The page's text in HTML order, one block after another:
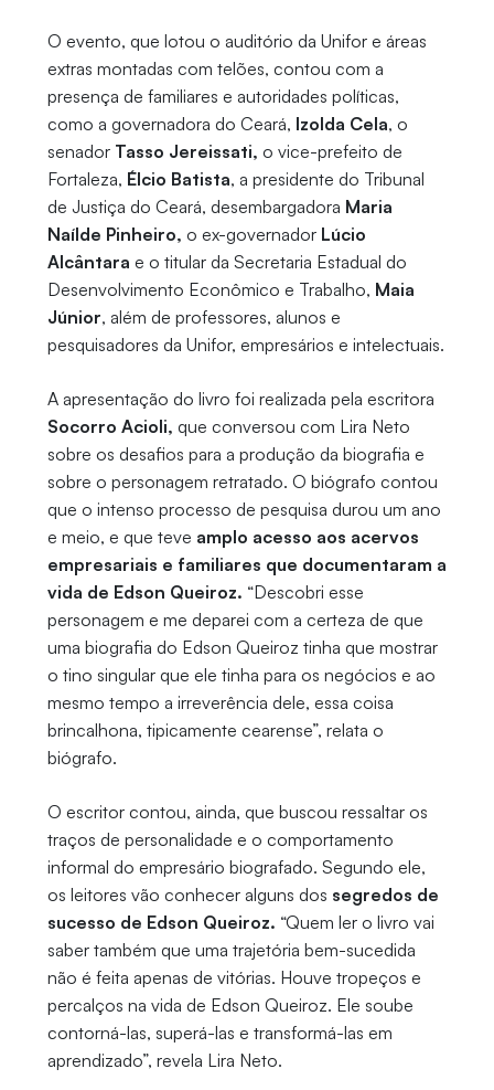
O evento, que lotou o auditório da Unifor e áreas
extras montadas com telões, contou com a
presença de familiares e autoridades políticas,
como a governadora do Ceará, Izolda Cela, o
senador Tasso Jereissati, o vice-prefeito de
Fortaleza, Élcio Batista, a presidente do Tribunal
de Justiça do Ceará, desembargadora Maria
Naílde Pinheiro, o ex-governador Lúcio
Alcântara e o titular da Secretaria Estadual do
Desenvolvimento Econômico e Trabalho, Maia
Júnior, além de professores, alunos e
pesquisadores da Unifor, empresários e intelectuais.
A apresentação do livro foi realizada pela escritora
Socorro Acioli, que conversou com Lira Neto
sobre os desafios para a produção da biografia e
sobre o personagem retratado. O biógrafo contou
que o intenso processo de pesquisa durou um ano
e meio, e que teve amplo acesso aos acervos
empresariais e familiares que documentaram a
vida de Edson Queiroz. “Descobri esse
personagem e me deparei com a certeza de que
uma biografia do Edson Queiroz tinha que mostrar
o tino singular que ele tinha para os negócios e ao
mesmo tempo a irreverência dele, essa coisa
brincalhona, tipicamente cearense”, relata o
biógrafo.
O escritor contou, ainda, que buscou ressaltar os
traços de personalidade e o comportamento
informal do empresário biografado. Segundo ele,
os leitores vão conhecer alguns dos segredos de
sucesso de Edson Queiroz. “Quem ler o livro vai
saber também que uma trajetória bem-sucedida
não é feita apenas de vitórias. Houve tropeços e
percalços na vida de Edson Queiroz. Ele soube
contorná-las, superá-las e transformá-las em
aprendizado”, revela Lira Neto.